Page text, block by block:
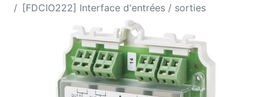
[FDCIO222] Interface d'entrées / sorties